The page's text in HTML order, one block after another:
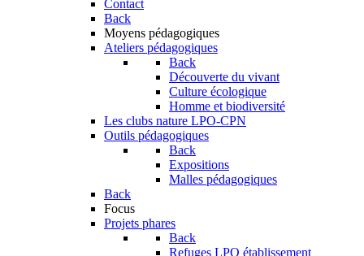
Contact
Back
Moyens pédagogiques
Ateliers pédagogiques
Back
Découverte du vivant
Culture écologique
Homme et biodiversité
Les clubs nature LPO-CPN
Outils pédagogiques
Back
Expositions
Malles pédagogiques
Back
Focus
Projets phares
Back
Refuges LPO établissement